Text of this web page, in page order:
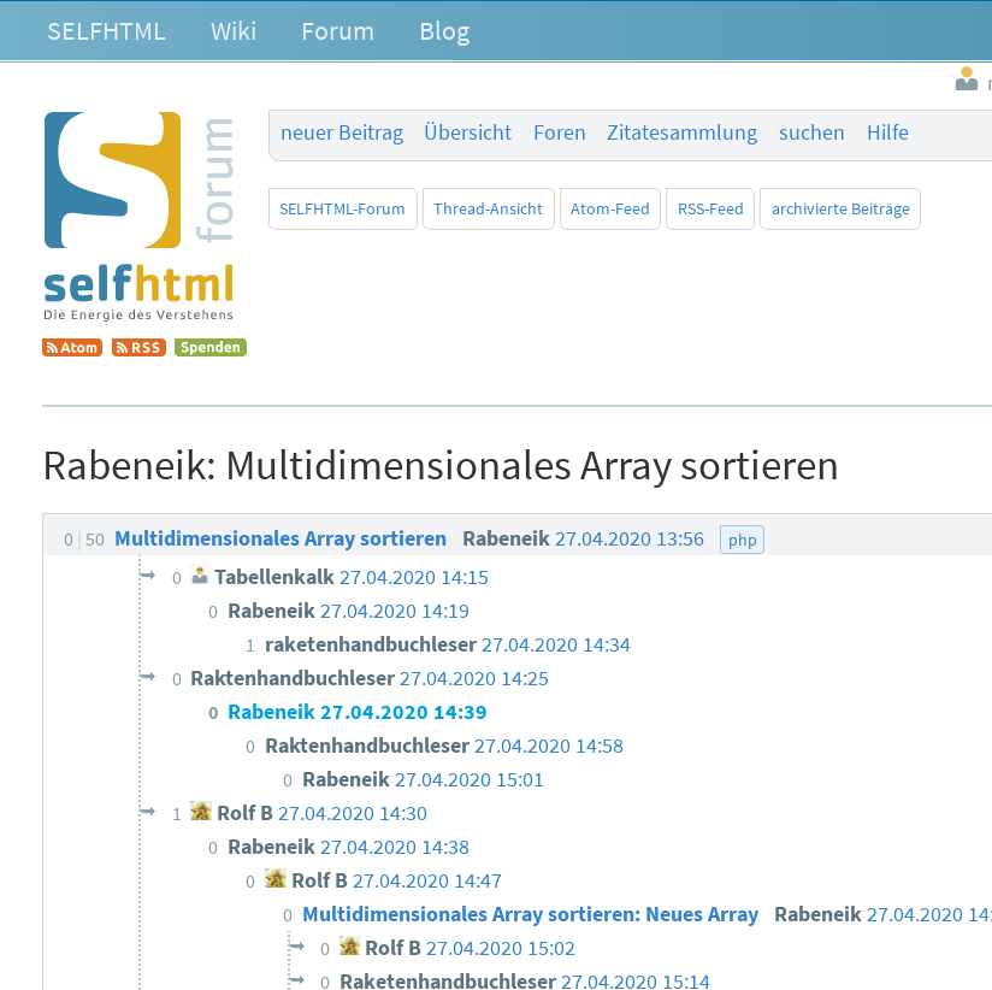
SELFHTML Wiki Forum Blog
neuer Beitrag
Übersicht Foren Zitatesammlung suchen Hilfe
SELFHTML-Forum Thread-Ansicht Atom-Feed RSS-Feed archivierte Beiträge
Rabeneik: Multidimensionales Array sortieren
0 50 Multidimensionales Array sortieren Rabeneik27.04.2020 13:56 php
0 Tabellenkalk27.04.2020 14:15
0 Rabeneik27.04.2020 14:19
1 raketenhandbuchleser27.04.2020 14:34
0 Raktenhandbuchleser27.04.2020 14:25
0 Rabeneik27.04.2020 14:39
0 Raktenhandbuchleser27.04.2020 14:58
0 Rabeneik27.04.2020 15:01
1 Rolf B27.04.2020 14:30
0 Rabeneik27.04.2020 14:38
0 Rolf B27.04.2020 14:47
0 Multidimensionales Array sortieren: Neues Array Rabeneik27.04.2020
0 Rolf B27.04.2020 15:02
0 Raketenhandbuchleser27.04.2020 15:14